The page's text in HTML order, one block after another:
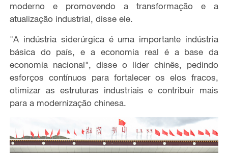
moderno e promovendo a transformação e a
atualização industrial, disse ele.
"A indústria siderúrgica é uma importante indústria
básica do país, e a economia real é a base da
economia nacional", disse o líder chinês, pedindo
esforços contínuos para fortalecer os elos fracos,
otimizar as estruturas industriais e contribuir mais
para a modernização chinesa.